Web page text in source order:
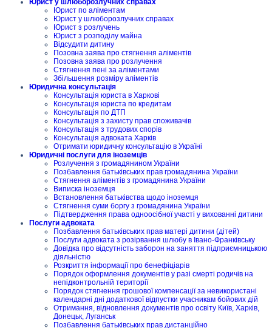
Юрист у шлюборозлучних справах
Юрист по аліментам
Юрист у шлюборозлучних справах
Юрист з розлучень
Юрист з розподілу майна
Відсудити дитину
Позовна заява про стягнення аліментів
Позовна заява про розлучення
Стягнення пені за аліментами
Збільшення розміру аліментів
Юридична консультація
Консультація юриста в Харкові
Консультація юриста по кредитам
Консультація по ДТП
Консультація з захисту прав споживачів
Консультація з трудових спорів
Консультація адвоката Харків
Отримати юридичну консультацію в Україні
Юридичні послуги для іноземців
Розлучення з громадянином України
Позбавлення батьківських прав громадянина України
Стягнення аліментів з громадянина України
Виписка іноземця
Встановлення батьківства щодо іноземця
Стягнення суми боргу з громадянина України
Підтвердження права одноосібної участі у вихованні дитини
Послуги адвоката
Позбавлення батьківських прав матері дитини (дітей)
Послуги адвоката з розірвання шлюбу в Івано-Франківську
Довідка про відсутність заборон на заняття підприємницькою
діяльністю
Розкриття інформації про бенефіціарів
Порядок оформлення документів у разі смерті родичів на
непідконтрольній території
Порядок стягнення грошової компенсації за невикористані
календарні дні додаткової відпустки учасникам бойових дій
Отримання, відновлення документів про освіту Київ, Харків,
Донецьк, Луганськ
Позбавлення батьківських прав дистанційно